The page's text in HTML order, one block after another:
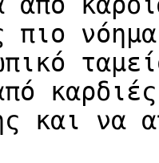
πιο
και να